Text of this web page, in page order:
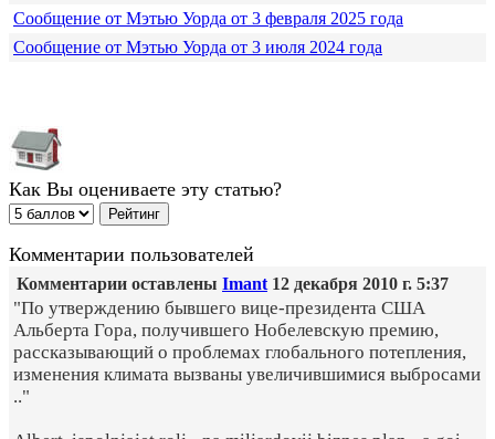
Сообщение от Мэтью Уорда от 3 февраля 2025 года
Сообщение от Мэтью Уорда от 3 июля 2024 года
Как Вы оцениваете эту статью?
Комментарии пользователей
Комментарии оставлены Imant 12 декабря 2010 г. 5:37
"По утверждению бывшего вице-президента США
Альберта Гора, получившего Нобелевскую премию,
рассказывающий о проблемах глобального потепления,
изменения климата вызваны увеличившимися выбросами
.."